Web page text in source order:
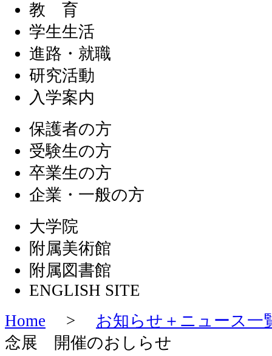
教 育
学生生活
進路・就職
研究活動
入学案内
保護者の方
受験生の方
卒業生の方
企業・一般の方
大学院
附属美術館
附属図書館
ENGLISH SITE
Home > お知らせ＋ニュース一
念展 開催のおしらせ